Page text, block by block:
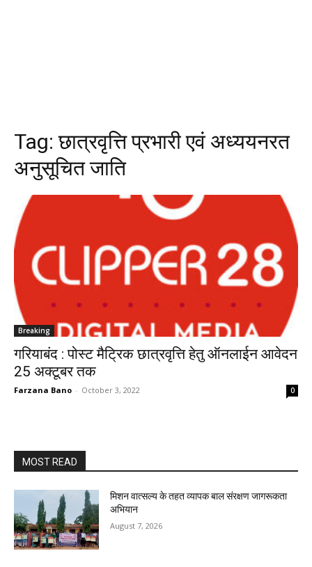
Tag:छात्रवृत्ति प्रभारी एवं अध्ययनरत
अनुसूचित जाति
Breaking
गरियाबंद : पोस्ट मैट्रिक छात्रवृत्ति हेतु ऑनलाईन आवेदन
25 अक्टूबर तक
Farzana Bano - October 3, 2022 0
MOST READ
मिशन वात्सल्य के तहत व्यापक बाल संरक्षण जागरूकता
अभियान
August 7, 2026